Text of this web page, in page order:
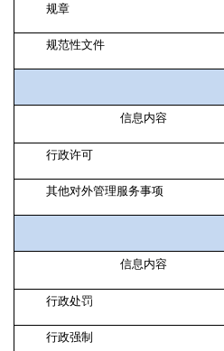
规章
规范性文件
信息内容
行政许可
其他对外管理服务事项
信息内容
行政处罚
行政强制